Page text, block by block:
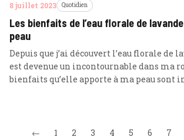
8 juillet 2023 Quotidien
Les bienfaits de l’eau florale de
peau
Depuis que j’ai découvert l’eau florale de
est devenue un incontournable dans ma
bienfaits qu’elle apporte à ma peau sont
de lavande … Lire plus
← 1 2 3 4 5 6 7